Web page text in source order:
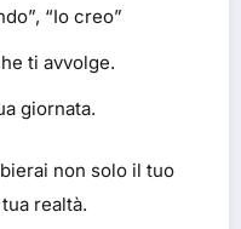
“Io creo”
ti avvolge.
giornata.
non solo il tuo
realtà.